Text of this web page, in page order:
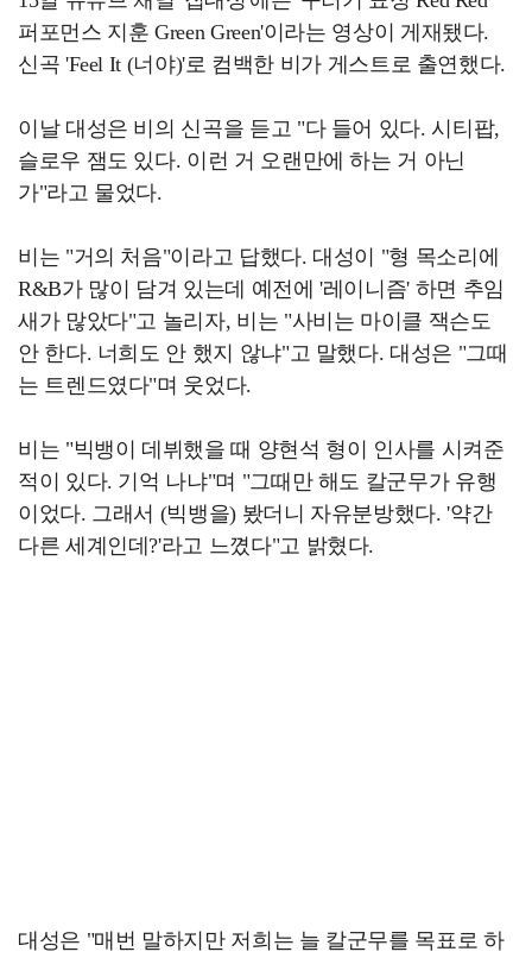
퍼포먼스 지훈 Green Green'이라는 영상이 게재됐다.
신곡 'Feel It (너야)'로 컴백한 비가 게스트로 출연했다.
이날 대성은 비의 신곡을 듣고 "다 들어 있다. 시티팝,
슬로우 잼도 있다. 이런 거 오랜만에 하는 거 아닌
가"라고 물었다.
비는 "거의 처음"이라고 답했다. 대성이 "형 목소리에
R&B가 많이 담겨 있는데 예전에 '레이니즘' 하면 추임
새가 많았다"고 놀리자, 비는 "사비는 마이클 잭슨도
안 한다. 너희도 안 했지 않냐"고 말했다. 대성은 "그때
는 트렌드였다"며 웃었다.
비는 "빅뱅이 데뷔했을 때 양현석 형이 인사를 시켜준
적이 있다. 기억 나냐"며 "그때만 해도 칼군무가 유행
이었다. 그래서 (빅뱅을) 봤더니 자유분방했다. '약간
다른 세계인데?'라고 느꼈다"고 밝혔다.
대성은 "매번 말하지만 저희는 늘 칼군무를 목표로 하